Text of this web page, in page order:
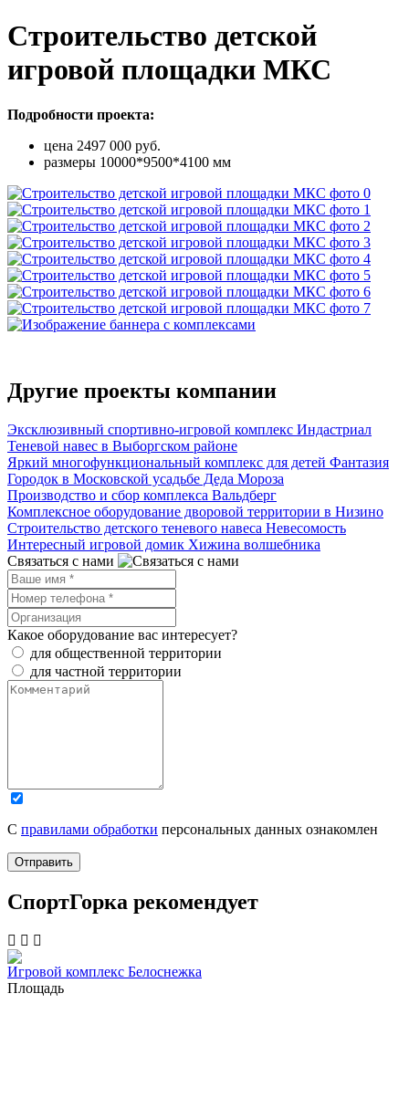
Строительство детской
игровой площадки МКС
Подробности проекта:
цена 2497 000 руб.
размеры 10000*9500*4100 мм
Другие проекты компании
Эксклюзивный спортивно-игровой комплекс Индастриал
Теневой навес в Выборгском районе
Яркий многофункциональный комплекс для детей Фантазия
Городок в Московской усадьбе Деда Мороза
Производство и сбор комплекса Вальдберг
Комплексное оборудование дворовой территории в Низино
Строительство детского теневого навеса Невесомость
Интересный игровой домик Хижина волшебника
Связаться с нами
Какое оборудование вас интересует?
для общественной территории
для частной территории
С правилами обработки персональных данных ознакомлен
Отправить
СпортГорка рекомендует
Игровой комплекс Белоснежка
Площадь